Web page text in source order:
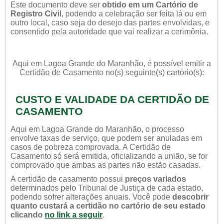
Este documento deve ser obtido em um Cartório de
Registro Civil , podendo a celebração ser feita lá ou em
outro local, caso seja do desejo das partes envolvidas, e
consentido pela autoridade que vai realizar a cerimônia.
Aqui em Lagoa Grande do Maranhão, é possível emitir a
Certidão de Casamento no(s) seguinte(s) cartório(s):
CUSTO E VALIDADE DA CERTIDÃO DE
CASAMENTO
Aqui em Lagoa Grande do Maranhão, o processo
envolve taxas de serviço, que podem ser anuladas em
casos de pobreza comprovada. A Certidão de
Casamento só será emitida, oficializando a união, se for
comprovado que ambas as partes não estão casadas.
A certidão de casamento possui preços variados
determinados pelo Tribunal de Justiça de cada estado,
podendo sofrer alterações anuais. Você pode descobrir
quanto custará a certidão no cartório de seu estado
clicando no link a seguir.